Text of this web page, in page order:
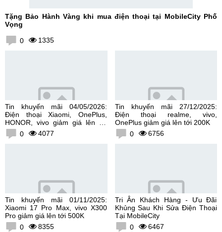
Tặng Bảo Hành Vàng khi mua điện thoại tại MobileCity Phố
Vọng
0 1335
Tin khuyến mãi 04/05/2026:
Điện thoại Xiaomi, OnePlus,
HONOR, vivo giảm giá lên tới
300K0 4077
Tin khuyến mãi 27/12/2025:
Điện thoại realme, vivo,
OnePlus giảm giá lên tới 200K
0
6756
Tin khuyến mãi 01/11/2025:
Xiaomi 17 Pro Max, vivo X300
Pro giảm giá lên tới 500K
0
8355
Tri Ân Khách Hàng - Ưu Đãi
Khủng Sau Khi Sửa Điện Thoại
Tại MobileCity
0
6467